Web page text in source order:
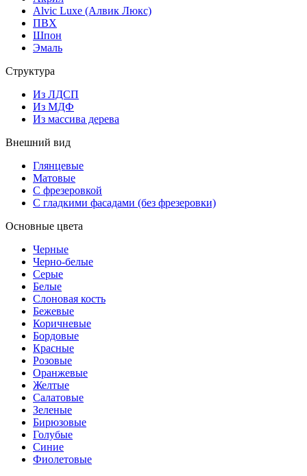
Alvic Luxe (Алвик Люкс)
ПВХ
Шпон
Эмаль
Структура
Из ЛДСП
Из МДФ
Из массива дерева
Внешний вид
Глянцевые
Матовые
С фрезеровкой
С гладкими фасадами (без фрезеровки)
Основные цвета
Черные
Черно-белые
Серые
Белые
Слоновая кость
Бежевые
Коричневые
Бордовые
Красные
Розовые
Оранжевые
Желтые
Салатовые
Зеленые
Бирюзовые
Голубые
Синие
Фиолетовые